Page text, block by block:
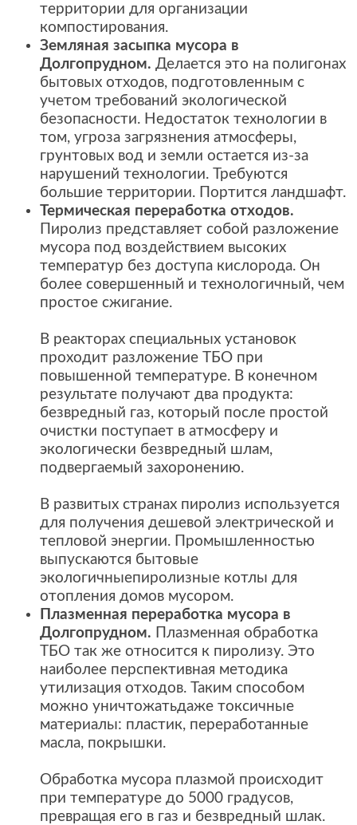
территории для организации
компостирования.
Земляная засыпка мусора в
Долгопрудном. Делается это на полигонах
бытовых отходов, подготовленным с
учетом требований экологической
безопасности. Недостаток технологии в
том, угроза загрязнения атмосферы,
грунтовых вод и земли остается из-за
нарушений технологии. Требуются
большие территории. Портится ландшафт.
Термическая переработка отходов.
Пиролиз представляет собой разложение
мусора под воздействием высоких
температур без доступа кислорода. Он
более совершенный и технологичный, чем
простое сжигание.
В реакторах специальных установок
проходит разложение ТБО при
повышенной температуре. В конечном
результате получают два продукта:
безвредный газ, который после простой
очистки поступает в атмосферу и
экологически безвредный шлам,
подвергаемый захоронению.
В развитых странах пиролиз используется
для получения дешевой электрической и
тепловой энергии. Промышленностью
выпускаются бытовые
экологичныепиролизные котлы для
отопления домов мусором.
Плазменная переработка мусора в
Долгопрудном. Плазменная обработка
ТБО так же относится к пиролизу. Это
наиболее перспективная методика
утилизация отходов. Таким способом
можно уничтожатьдаже токсичные
материалы: пластик, переработанные
масла, покрышки.
Обработка мусора плазмой происходит
при температуре до 5000 градусов,
превращая его в газ и безвредный шлак.